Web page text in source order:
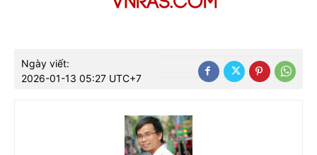
Ngày viết:
2026-01-13 05:27 UTC+7